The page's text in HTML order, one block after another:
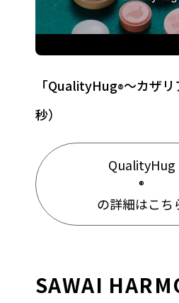
「QualityHug®～カザ
秒）
QualityHug
®
の詳細はこち
SAWAI